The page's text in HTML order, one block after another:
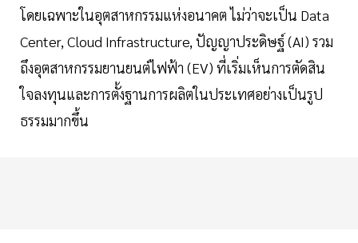
โดยเฉพาะในอุตสาหกรรมแห่งอนาคต ไม่ว่าจะเป็น Data
Center, Cloud Infrastructure, ปัญญาประดิษฐ์ (AI) รวม
ถึงอุตสาหกรรมยานยนต์ไฟฟ้า (EV) ที่เริ่มเห็นการตัดสิน
ใจลงทุนและการตั้งฐานการผลิตในประเทศอย่างเป็นรูป
ธรรมมากขึ้น